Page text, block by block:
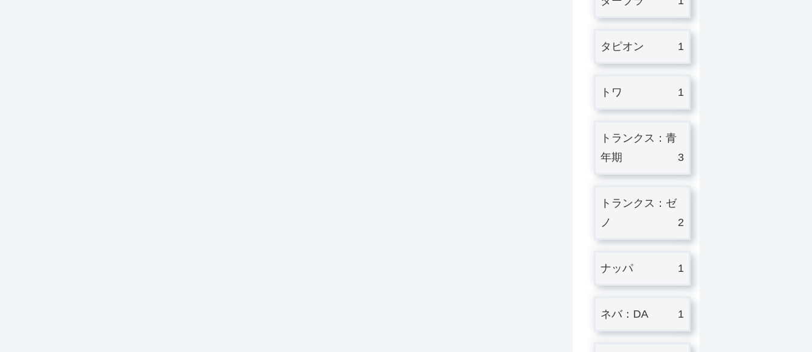
タピオン 1
トワ 1
トランクス：青
年期
3
トランクス：ゼ
ノ
2
ナッパ 1
ネバ：DA 1